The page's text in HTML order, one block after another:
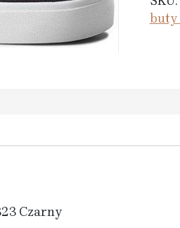
buty
Czarny